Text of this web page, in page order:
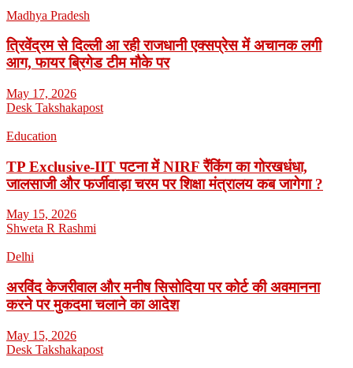
Madhya Pradesh
त्रिवेंद्रम से दिल्ली आ रही राजधानी एक्सप्रेस में अचानक लगी
आग, फायर ब्रिगेड टीम मौके पर
May 17, 2026
Desk Takshakapost
Education
TP Exclusive-IIT पटना में NIRF रैंकिंग का गोरखधंधा,
जालसाजी और फर्जीवाड़ा चरम पर शिक्षा मंत्रालय कब जागेगा ?
May 15, 2026
Shweta R Rashmi
Delhi
अरविंद केजरीवाल और मनीष सिसोदिया पर कोर्ट की अवमानना
करने पर मुकदमा चलाने का आदेश
May 15, 2026
Desk Takshakapost